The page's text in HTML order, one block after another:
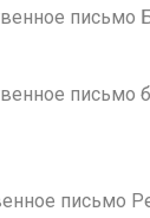
письмо
письмо